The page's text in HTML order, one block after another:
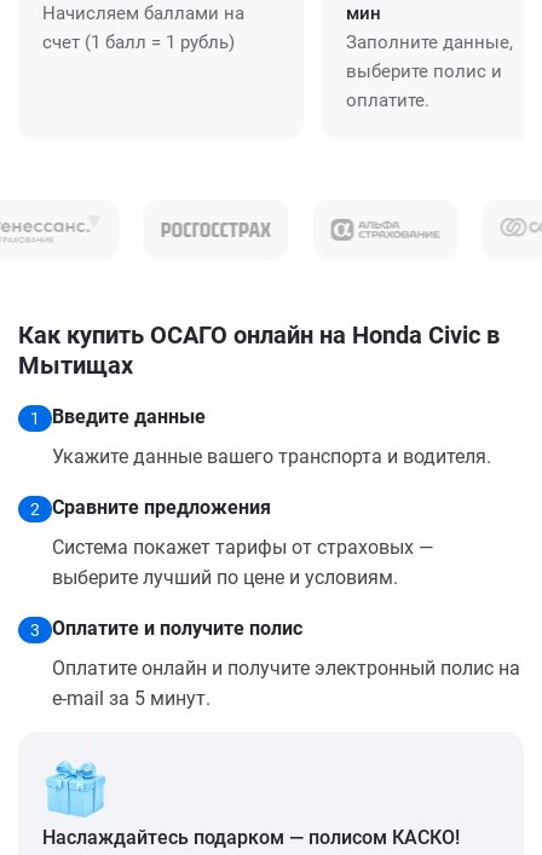
Начисляем баллами на
счет (1 балл = 1 рубль)
мин
Заполните данные,
выберите полис и
оплатите.
Как купить ОСАГО онлайн на Honda Civic в
Мытищах
1
Введите данные
Укажите данные вашего транспорта и водителя.
2
Сравните предложения
Система покажет тарифы от страховых —
выберите лучший по цене и условиям.
3
Оплатите и получите полис
Оплатите онлайн и получите электронный полис на
e-mail за 5 минут.
Наслаждайтесь подарком — полисом КАСКО!